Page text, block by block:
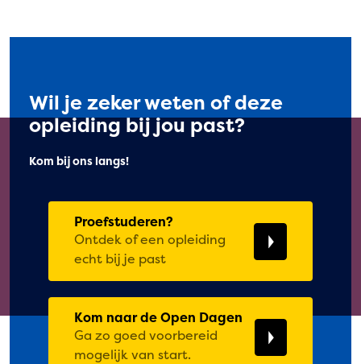
Wil je zeker weten of deze
opleiding bij jou past?
Kom bij ons langs!
Proefstuderen?
Ontdek of een opleiding
echt bij je past
Kom naar de Open Dagen
Ga zo goed voorbereid
mogelijk van start.